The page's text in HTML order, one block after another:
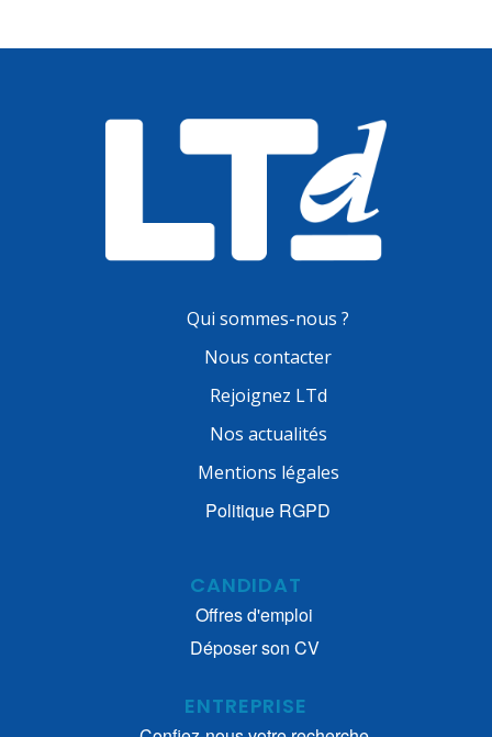
Qui sommes-nous ?
Nous contacter
Rejoignez LTd
Nos actualités
Mentions légales
Politique RGPD
CANDIDAT
Offres d'emploi
Déposer son CV
ENTREPRISE